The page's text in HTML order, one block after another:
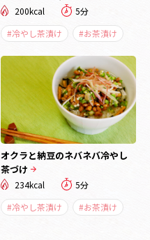
200kcal
5分
#冷やし茶漬け
#お茶漬け
オクラと納豆のネバネバ冷やし
茶づけ
234kcal
5分
#冷やし茶漬け
#お茶漬け